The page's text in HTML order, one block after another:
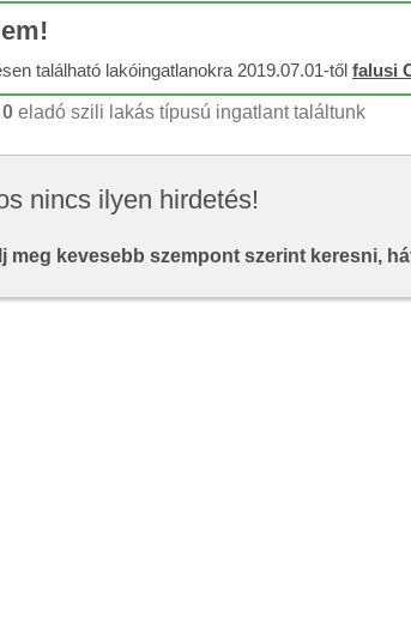
található lakóingatlanokra 2019.07.01-től falusi
0 eladó szili lakás típusú ingatlant találtunk
nincs ilyen hirdetés!
meg kevesebb szempont szerint keresni,